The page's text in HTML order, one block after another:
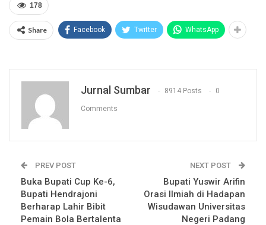
178
Share Facebook Twitter WhatsApp
Jurnal Sumbar 8914 Posts 0
Comments
PREV POST
Buka Bupati Cup Ke-6,
Bupati Hendrajoni
Berharap Lahir Bibit
Pemain Bola Bertalenta
NEXT POST
Bupati Yuswir Arifin
Orasi Ilmiah di Hadapan
Wisudawan Universitas
Negeri Padang